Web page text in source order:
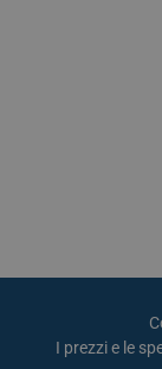
I prezzi e le